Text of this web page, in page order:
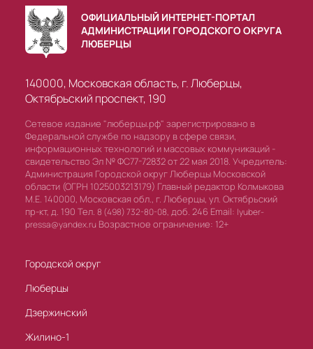
ОФИЦИАЛЬНЫЙ ИНТЕРНЕТ-ПОРТАЛ
АДМИНИСТРАЦИИ ГОРОДСКОГО ОКРУГА
ЛЮБЕРЦЫ
140000, Московская область, г. Люберцы,
Октябрьский проспект, 190
Сетевое издание "люберцы.рф" зарегистрировано в
Федеральной службе по надзору в сфере связи,
информационных технологий и массовых коммуникаций -
свидетельство Эл № ФС77-72832 от 22 мая 2018. Учредитель:
Администрация Городской округ Люберцы Московской
области (ОГРН 1025003213179) Главный редактор Колмыкова
М.Е. 140000, Московская обл., г. Люберцы, ул. Октябрьский
пр-кт, д. 190 Тел. 8 (498) 732-80-08, доб. 246 Email: lyuber-
pressa@yandex.ru Возрастное ограничение: 12+
Городской округ
Люберцы
Дзержинский
Жилино-1